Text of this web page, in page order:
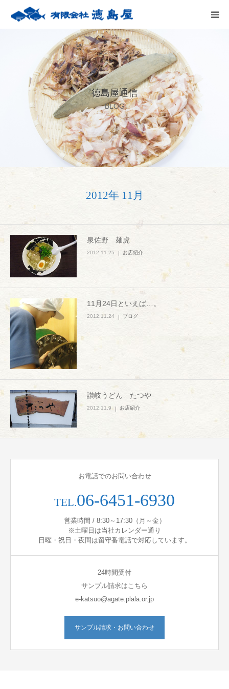
徳島屋通信
BLOG
2012年 11月
泉佐野 麺虎
2012.11.25 お店紹介
11月24日といえば…。
2012.11.24 ブログ
讃岐うどん たつや
2012.11.9 お店紹介
お電話でのお問い合わせ
TEL.06-6451-6930
営業時間 / 8:30～17:30（月～金）
※土曜日は当社カレンダー通り
日曜・祝日・夜間は留守番電話で対応しています。
24時間受付
サンプル請求はこちら
e-katsuo@agate.plala.or.jp
サンプル請求・お問い合わせ
会社案内
徳島屋のこだわり
テストキッチン